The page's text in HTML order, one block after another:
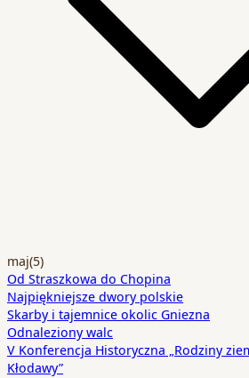
maj(5)
Od Straszkowa do Chopina
Najpiękniejsze dwory polskie
Skarby i tajemnice okolic Gniezna
Odnaleziony walc
V Konferencja Historyczna „Rodziny
Kłodawy”